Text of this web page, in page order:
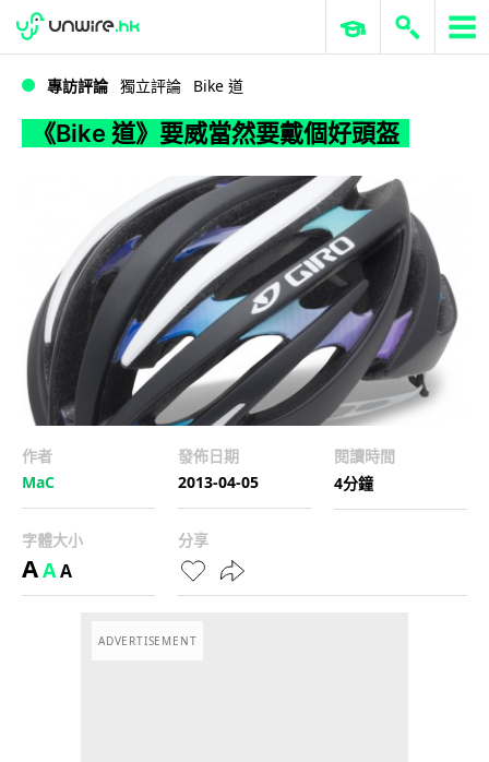
《Bike 道》要威當然要戴個好頭盔
WWDC 2026 ERP 與商業 AI
專訪評論 獨立評論 Bike 道
《Bike 道》要威當然要戴個好頭盔
作者
MaC
發佈日期
2013-04-05
閱讀時間
4分鐘
字體大小
AAA
分享
ADVERTISEMENT